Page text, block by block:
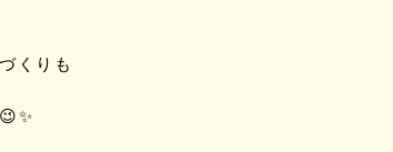
くりも